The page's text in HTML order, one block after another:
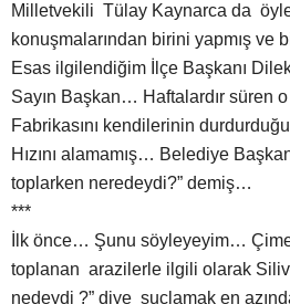
Milletvekili Tülay Kaynarca da
konuşmalarından birini yapmış ve
Esas ilgilendiğim İlçe Başkanı
Sayın Başkan… Haftalardır süren
Fabrikasını kendilerinin
Hızını alamamış… Belediye
toplarken neredeydi?” demiş…
***
İlk önce… Şunu söyleyeyim…
toplanan arazilerle ilgili olarak
nedeydi ?” diye suçlamak en